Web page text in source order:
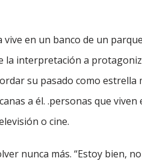
en un banco de un
la interpretación a
su pasado como estrella
a él. .personas que viven
o cine.
nunca más. “Estoy bien,